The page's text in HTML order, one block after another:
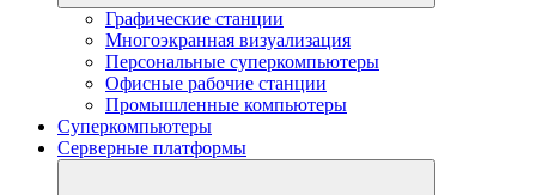
Графические станции
Многоэкранная визуализация
Персональные суперкомпьютеры
Офисные рабочие станции
Промышленные компьютеры
Суперкомпьютеры
Серверные платформы